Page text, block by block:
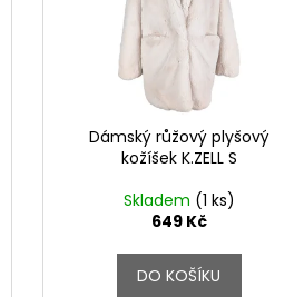
Dámský růžový plyšový
kožíšek K.ZELL S
Skladem (1 ks)
649 Kč
DO KOŠÍKU